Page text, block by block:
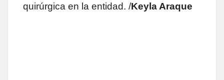
quirúrgica en la entidad. /Keyla Araque